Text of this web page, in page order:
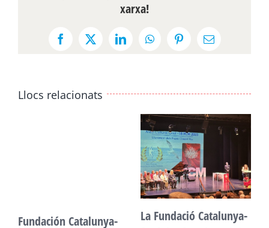
xarxa!
Facebook
X LinkedInWhatsAppPinterestEmail:
Llocs relacionats
Fundación Catalunya-
La Fundació Catalunya-